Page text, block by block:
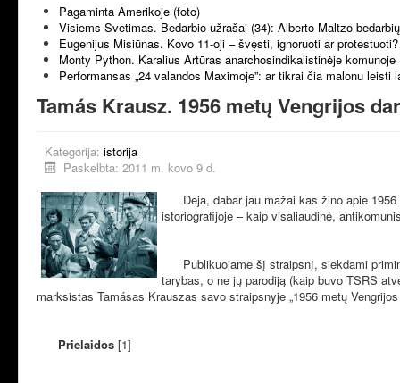
Pagaminta Amerikoje (foto)
Visiems Svetimas. Bedarbio užrašai (34): Alberto Maltzo
Eugenijus Misiūnas. Kovo 11-oji – švęsti, ignoruoti ar protestuoti?
Monty Python. Karalius Artūras anarchosindikalistinėje komunoje
Performansas „24 valandos Maximoje”: ar tikrai čia malonu leisti
Tamás Krausz. 1956 metų Vengrijos
Kategorija: istorija
Paskelbta: 2011 m. kovo 9 d.
Deja, dabar jau mažai kas žino apie
istoriografijoje – kaip visaliaudinė,
Publikuojame šį straipsnį, siekdami
tarybas, o ne jų parodiją (kaip buvo TSRS
marksistas Tamásas Krauszas savo straipsnyje „1956 metų
Prielaidos [1]